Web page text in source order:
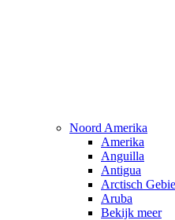
Noord Amerika
Amerika
Anguilla
Antigua
Arctisch
Aruba
Bekijk meer